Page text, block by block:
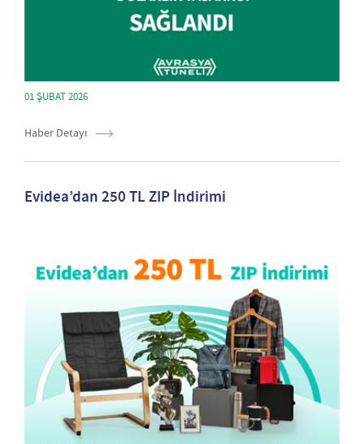
01 ŞUBAT 2026
Haber Detayı
Evidea’dan 250 TL ZIP İndirimi